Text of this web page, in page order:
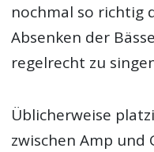
nochmal so richtig
Absenken der
regelrecht zu
Üblicherweise
zwischen Amp und